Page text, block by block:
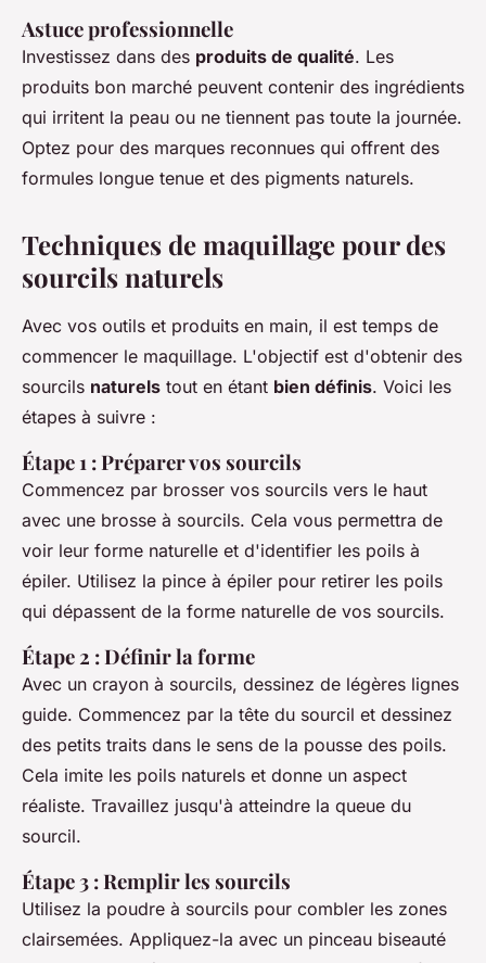
Astuce professionnelle
Investissez dans des produits de qualité. Les
produits bon marché peuvent contenir des ingrédients
qui irritent la peau ou ne tiennent pas toute la journée.
Optez pour des marques reconnues qui offrent des
formules longue tenue et des pigments naturels.
Techniques de maquillage pour des
sourcils naturels
Avec vos outils et produits en main, il est temps de
commencer le maquillage. L'objectif est d'obtenir des
sourcils naturels tout en étant bien définis. Voici les
étapes à suivre :
Étape 1 : Préparer vos sourcils
Commencez par brosser vos sourcils vers le haut
avec une brosse à sourcils. Cela vous permettra de
voir leur forme naturelle et d'identifier les poils à
épiler. Utilisez la pince à épiler pour retirer les poils
qui dépassent de la forme naturelle de vos sourcils.
Étape 2 : Définir la forme
Avec un crayon à sourcils, dessinez de légères lignes
guide. Commencez par la tête du sourcil et dessinez
des petits traits dans le sens de la pousse des poils.
Cela imite les poils naturels et donne un aspect
réaliste. Travaillez jusqu'à atteindre la queue du
sourcil.
Étape 3 : Remplir les sourcils
Utilisez la poudre à sourcils pour combler les zones
clairsemées. Appliquez-la avec un pinceau biseauté